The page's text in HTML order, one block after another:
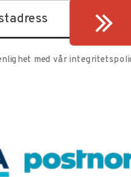
med vår